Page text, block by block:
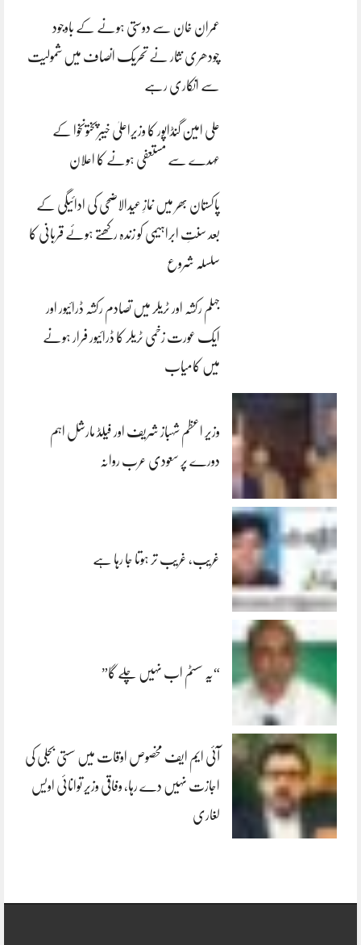
عمران خان سے دوستی ہونے کے باوجود
چودھری نثار نے تحریک انصاف میں شمولیت
سے انکاری رہے
علی امین گنڈاپور کا وزیراعلیٰ خیبرپختونخوا کے
عہدے سے مستعفی ہونے کا اعلان
پاکستان بھر میں نمازِ عیدالاضحی کی ادائیگی کے
بعد سنتِ ابراہیمی کو زندہ رکھتے ہوئے قربانی کا
سلسلہ شروع
جہلم رکشہ اور ٹریلر میں تصادم رکشہ ڈرائیور اور
ایک عورت زخمی ٹریلر کا ڈرائیور فرار ہونے
میں کامیاب
وزیر اعظم شہباز شریف اور فیلڈ مارشل اہم
دورے پر سعودی عرب روانہ
غریب، غریب تر ہوتا جا رہا ہے
“یہ سسٹم اب نہیں چلے گا”
آئی ایم ایف مخصوص اوقات میں سستی بجلی کی
اجازت نہیں دے رہا، وفاقی وزیر توانائی اویس
لغاری